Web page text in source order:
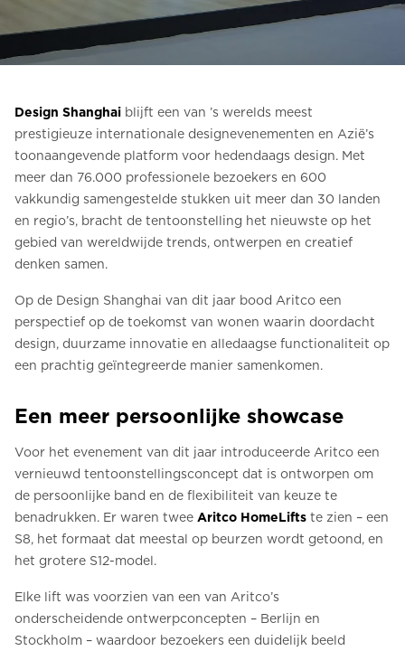
Bestel een Digital HomeKit
Vraag om een prijsraming
Aanmelden voor nieuwsbrief
FAQ
Neem contact op
NL
Design Shanghai blijft een van ’s werelds meest
prestigieuze internationale designevenementen en Azië’s
toonaangevende platform voor hedendaags design. Met
meer dan 76.000 professionele bezoekers en 600
vakkundig samengestelde stukken uit meer dan 30 landen
en regio’s, bracht de tentoonstelling het nieuwste op het
gebied van wereldwijde trends, ontwerpen en creatief
denken samen.
Op de Design Shanghai van dit jaar bood Aritco een
perspectief op de toekomst van wonen waarin doordacht
design, duurzame innovatie en alledaagse functionaliteit op
een prachtig geïntegreerde manier samenkomen.
Een meer persoonlijke showcase
Voor het evenement van dit jaar introduceerde Aritco een
vernieuwd tentoonstellingsconcept dat is ontworpen om
de persoonlijke band en de flexibiliteit van keuze te
benadrukken. Er waren twee Aritco HomeLifts te zien – een
S8, het formaat dat meestal op beurzen wordt getoond, en
het grotere S12-model.
Elke lift was voorzien van een van Aritco’s
onderscheidende ontwerpconcepten – Berlijn en
Stockholm – waardoor bezoekers een duidelijk beeld